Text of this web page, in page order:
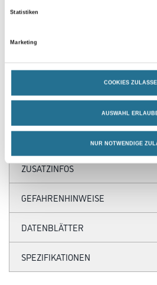
Statistiken
Marketing
COOKIES
AUSWAHL
NUR NOTWENDIGE
PRODUKTEIGENSCHAFTEN
ZUSATZINFOS
GEFAHRENHINWEISE
DATENBLÄTTER
SPEZIFIKATIONEN